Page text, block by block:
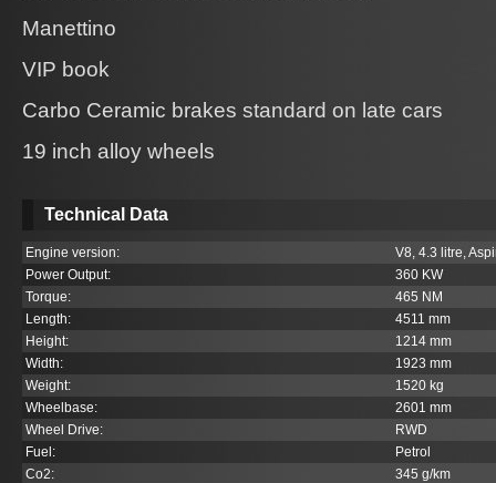
Manettino
VIP book
Carbo Ceramic brakes standard on late cars
19 inch alloy wheels
Technical Data
Engine version:
V8, 4.3 litre,
Power Output:
360 KW
Torque:
465 NM
Length:
4511 mm
Height:
1214 mm
Width:
1923 mm
Weight:
1520 kg
Wheelbase:
2601 mm
Wheel Drive:
RWD
Fuel:
Petrol
Co2:
345 g/km